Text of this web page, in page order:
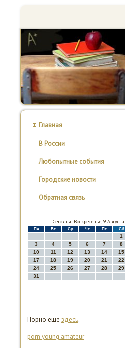
Главная
В России
Любопытные события
Городские новости
Обратная связь
Сегодня: Воскресенье, 9 Августа
Пн Вт Ср Чт Пт Сб
1
3
4 5 6 7 8
10
11 12 13 14 15
17
18 19 20 21 22
24
25 26 27 28 29
31
Порно еще здесь.
porn young amateur